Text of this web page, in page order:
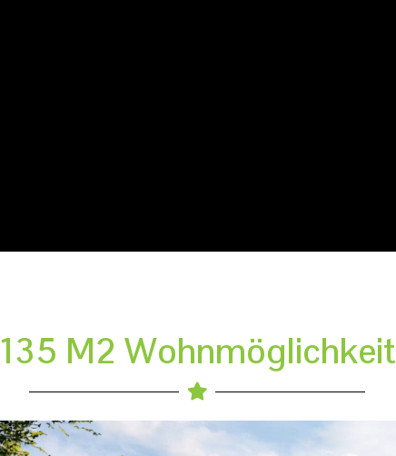
135 M2 Wohnmöglichkeit